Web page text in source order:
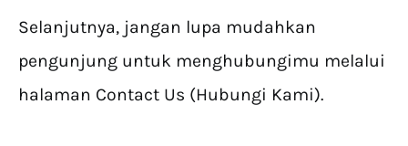
Selanjutnya, jangan lupa mudahkan
pengunjung untuk menghubungimu melalui
halaman Contact Us (Hubungi Kami).